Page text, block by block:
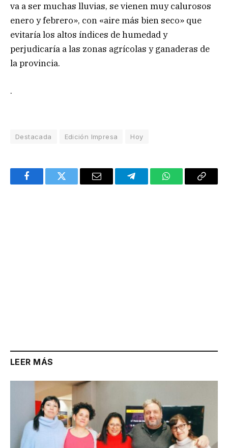
va a ser muchas lluvias, se vienen muy calurosos
enero y febrero», con «aire más bien seco» que
evitaría los altos índices de humedad y
perjudicaría a las zonas agrícolas y ganaderas de
la provincia.
.
Destacada Edición Impresa Hoy
FacebookTwitter Email TelegramWhatsAppCopy
LEER MÁS